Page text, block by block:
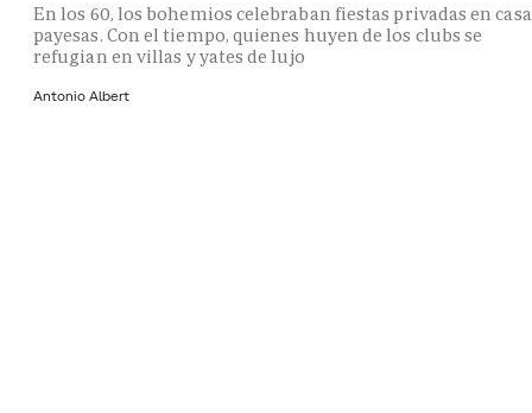
En los 60, los bohemios celebraban fiestas privadas en
payesas. Con el tiempo, quienes huyen de los clubs se
refugian en villas y yates de lujo
Antonio Albert